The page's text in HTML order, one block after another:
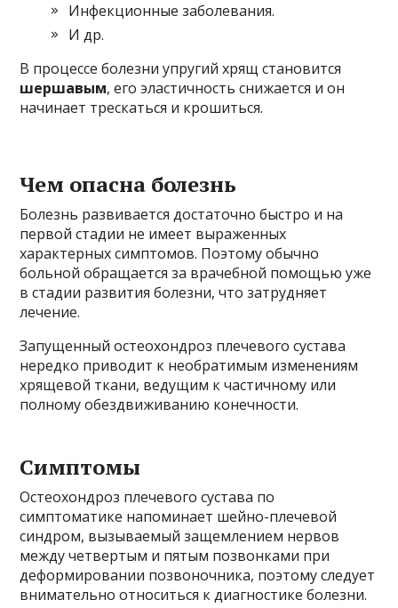
Инфекционные заболевания.
И др.
В процессе болезни упругий хрящ становится
шершавым, его эластичность снижается и он
начинает трескаться и крошиться.
Чем опасна болезнь
Болезнь развивается достаточно быстро и на
первой стадии не имеет выраженных
характерных симптомов. Поэтому обычно
больной обращается за врачебной помощью уже
в стадии развития болезни, что затрудняет
лечение.
Запущенный остеохондроз плечевого сустава
нередко приводит к необратимым изменениям
хрящевой ткани, ведущим к частичному или
полному обездвиживанию конечности.
Симптомы
Остеохондроз плечевого сустава по
симптоматике напоминает шейно-плечевой
синдром, вызываемый защемлением нервов
между четвертым и пятым позвонками при
деформировании позвоночника, поэтому следует
внимательно относиться к диагностике болезни.